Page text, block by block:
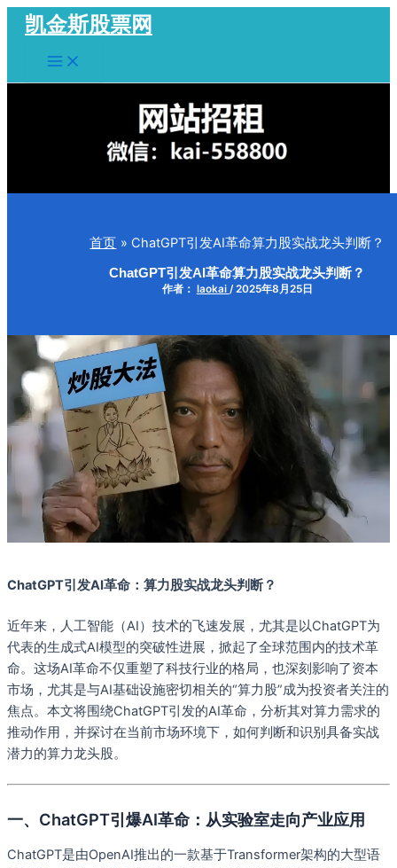
容
凯金斯股票网
Main
Menu
首页 ChatGPT引发AI革命算力股实战龙头判断？
ChatGPT引发AI革命算力股实战龙头判断？
作者： laokai /2025年8月25日
ChatGPT引发AI革命：算力股实战龙头判断？
近年来，人工智能（AI）技术的飞速发展，尤其是以ChatGPT为
代表的生成式AI模型的突破性进展，掀起了全球范围内的技术革
命。这场AI革命不仅重塑了科技行业的格局，也深刻影响了资本
市场，尤其是与AI基础设施密切相关的“算力股”成为投资者关注的
焦点。本文将围绕ChatGPT引发的AI革命，分析其对算力需求的
推动作用，并探讨在当前市场环境下，如何判断和识别具备实战
潜力的算力龙头股。
一、ChatGPT引爆AI革命：从实验室走向产业应用
ChatGPT是由OpenAI推出的一款基于Transformer架构的大型语